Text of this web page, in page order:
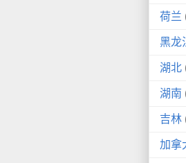
荷兰
黑龙
湖北
湖南
吉林
加拿